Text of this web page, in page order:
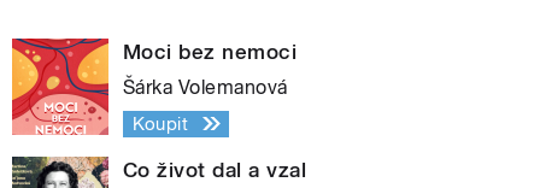
Moci bez nemoci
Šárka Volemanová
Koupit
Co život dal a vzal